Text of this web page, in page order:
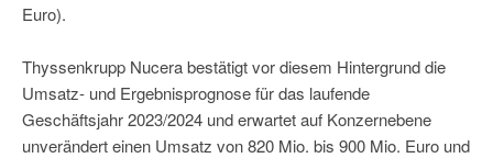
Euro).
Thyssenkrupp Nucera bestätigt vor diesem Hintergrund die
Umsatz- und Ergebnisprognose für das laufende
Geschäftsjahr 2023/2024 und erwartet auf Konzernebene
unverändert einen Umsatz von 820 Mio. bis 900 Mio. Euro und